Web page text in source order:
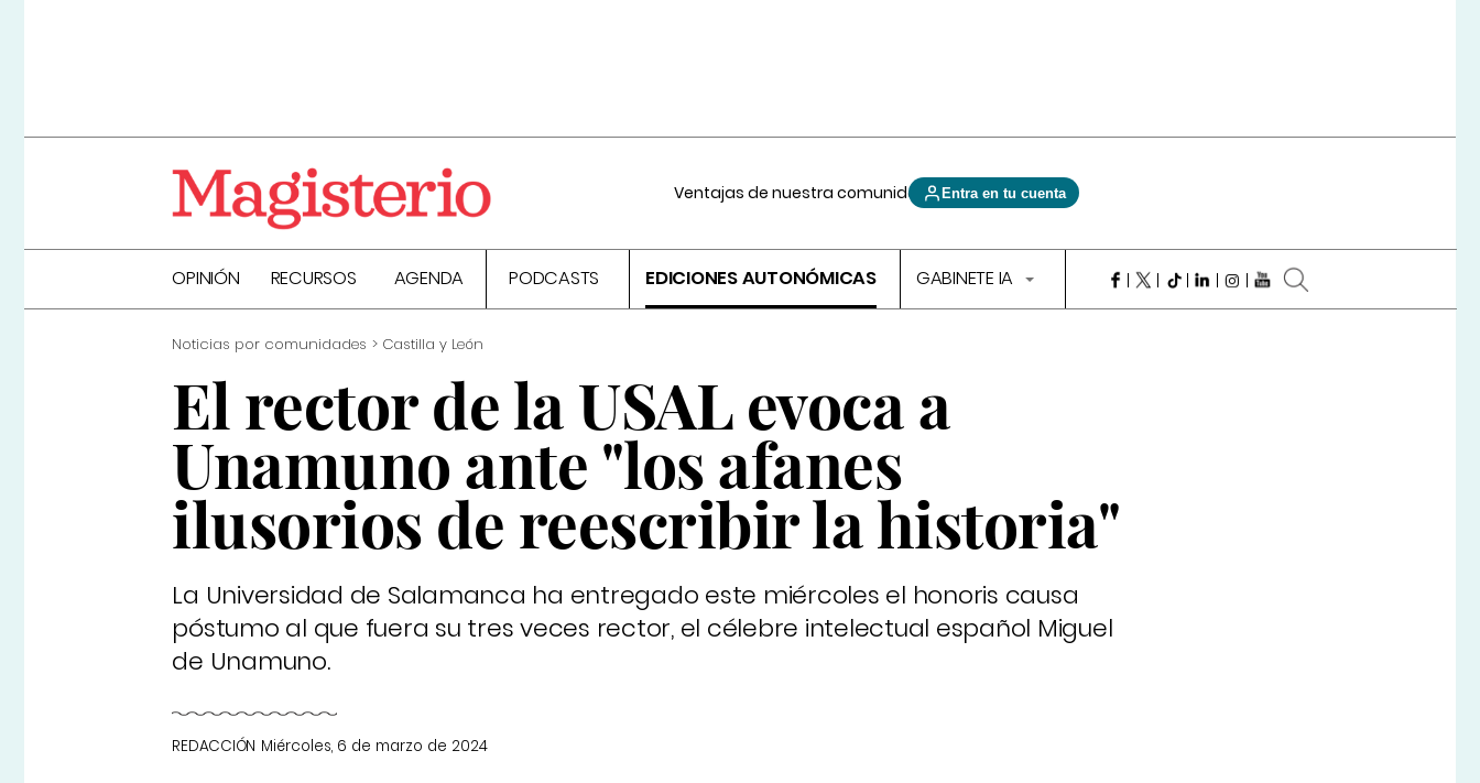
Ventajas de nuestra comunidad Entra en tu cuenta
OPINIÓN RECURSOS AGENDA PODCASTS EDICIONES AUTONÓMICAS GABINETE IA
Noticias por comunidades Castilla y León
El rector de la USAL evoca a
Unamuno ante "los afanes
ilusorios de reescribir la historia"
La Universidad de Salamanca ha entregado este miércoles el honoris causa
póstumo al que fuera su tres veces rector, el célebre intelectual español Miguel
de Unamuno.
REDACCIÓN Miércoles, 6 de marzo de 2024